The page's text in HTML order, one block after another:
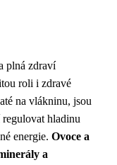
plná zdraví
roli i zdravé
na vlákninu, jsou
hladinu
energie. Ovoce a
a